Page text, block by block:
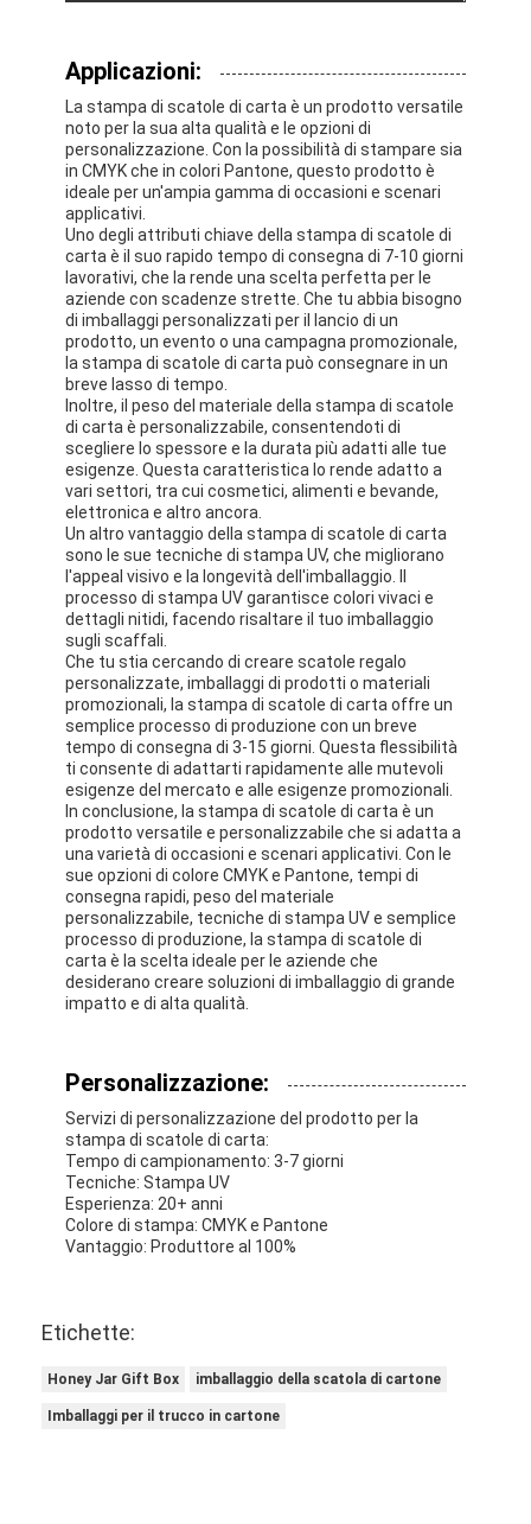
Controllo di qualità
Contattaci
Notizie
stampa di scatole di imballaggio
Scatola d'imballaggio cosmetica
Scatola di imballaggio elettronica
borse di carta del regalo
Contenitore di regalo rigido
scatola di carta pieghevole
scatola di visualizzazione del contatore
Prodotti per la vendita al dettaglio
Etichetta adesiva
Borsa d'imballaggio della maschera facciale
Stampa di opuscoli su misura
Pacchetto rosso personalizzato
Applicazioni:
La stampa di scatole di carta è un prodotto versatile
noto per la sua alta qualità e le opzioni di
personalizzazione. Con la possibilità di stampare sia
in CMYK che in colori Pantone, questo prodotto è
ideale per un'ampia gamma di occasioni e scenari
applicativi.
Uno degli attributi chiave della stampa di scatole di
carta è il suo rapido tempo di consegna di 7-10 giorni
lavorativi, che la rende una scelta perfetta per le
aziende con scadenze strette. Che tu abbia bisogno
di imballaggi personalizzati per il lancio di un
prodotto, un evento o una campagna promozionale,
la stampa di scatole di carta può consegnare in un
breve lasso di tempo.
Inoltre, il peso del materiale della stampa di scatole
di carta è personalizzabile, consentendoti di
scegliere lo spessore e la durata più adatti alle tue
esigenze. Questa caratteristica lo rende adatto a
vari settori, tra cui cosmetici, alimenti e bevande,
elettronica e altro ancora.
Un altro vantaggio della stampa di scatole di carta
sono le sue tecniche di stampa UV, che migliorano
l'appeal visivo e la longevità dell'imballaggio. Il
processo di stampa UV garantisce colori vivaci e
dettagli nitidi, facendo risaltare il tuo imballaggio
sugli scaffali.
Che tu stia cercando di creare scatole regalo
personalizzate, imballaggi di prodotti o materiali
promozionali, la stampa di scatole di carta offre un
semplice processo di produzione con un breve
tempo di consegna di 3-15 giorni. Questa flessibilità
ti consente di adattarti rapidamente alle mutevoli
esigenze del mercato e alle esigenze promozionali.
In conclusione, la stampa di scatole di carta è un
prodotto versatile e personalizzabile che si adatta a
una varietà di occasioni e scenari applicativi. Con le
sue opzioni di colore CMYK e Pantone, tempi di
consegna rapidi, peso del materiale
personalizzabile, tecniche di stampa UV e semplice
processo di produzione, la stampa di scatole di
carta è la scelta ideale per le aziende che
desiderano creare soluzioni di imballaggio di grande
impatto e di alta qualità.
Personalizzazione:
Servizi di personalizzazione del prodotto per la
stampa di scatole di carta:
Tempo di campionamento: 3-7 giorni
Tecniche: Stampa UV
Esperienza: 20+ anni
Colore di stampa: CMYK e Pantone
Vantaggio: Produttore al 100%
Etichette:
Honey Jar Gift Box imballaggio della scatola di cartone
Imballaggi per il trucco in cartone